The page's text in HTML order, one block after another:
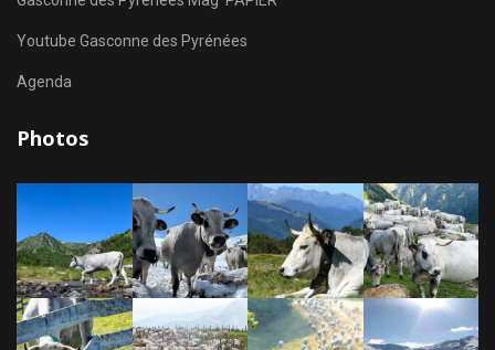
Youtube Gasconne des Pyrénées
Agenda
Photos